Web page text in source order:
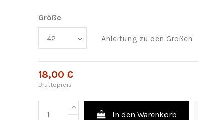
Größe
Anleitung zu den Größen
18,00 €
Bruttopreis
In den Warenkorb